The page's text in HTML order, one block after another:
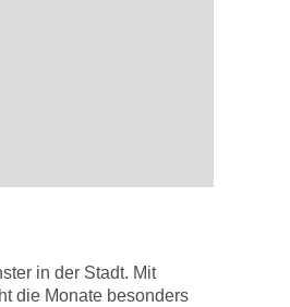
in der Stadt. Mit
die Monate besonders